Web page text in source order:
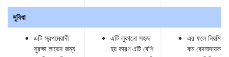
সুবিধা
এটি স্বল্পমেয়াদী
সুরক্ষা লাভের জন্য
এটি লুকানো সহজ
হয় কারণ এটি বেশি
এর ফলে নিয়মিত,
কম বেদনাদায়ক